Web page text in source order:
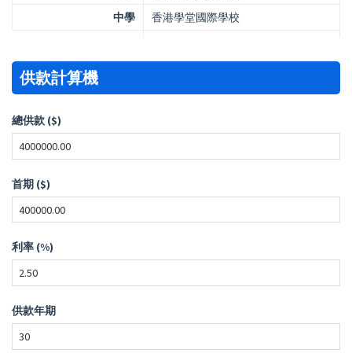
中學
香港學堂國際學校
供款計算機
總供款 ($)
首期 ($)
利率 (%)
供款年期